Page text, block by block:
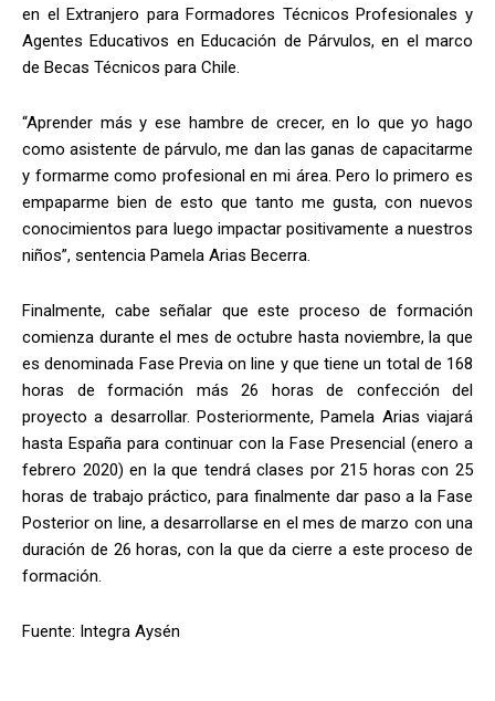
en el Extranjero para Formadores Técnicos Profesionales y
Agentes Educativos en Educación de Párvulos, en el marco
de Becas Técnicos para Chile.
“Aprender más y ese hambre de crecer, en lo que yo hago
como asistente de párvulo, me dan las ganas de capacitarme
y formarme como profesional en mi área. Pero lo primero es
empaparme bien de esto que tanto me gusta, con nuevos
conocimientos para luego impactar positivamente a nuestros
niños”, sentencia Pamela Arias Becerra.
Finalmente, cabe señalar que este proceso de formación
comienza durante el mes de octubre hasta noviembre, la que
es denominada Fase Previa on line y que tiene un total de 168
horas de formación más 26 horas de confección del
proyecto a desarrollar. Posteriormente, Pamela Arias viajará
hasta España para continuar con la Fase Presencial (enero a
febrero 2020) en la que tendrá clases por 215 horas con 25
horas de trabajo práctico, para finalmente dar paso a la Fase
Posterior on line, a desarrollarse en el mes de marzo con una
duración de 26 horas, con la que da cierre a este proceso de
formación.
Fuente: Integra Aysén